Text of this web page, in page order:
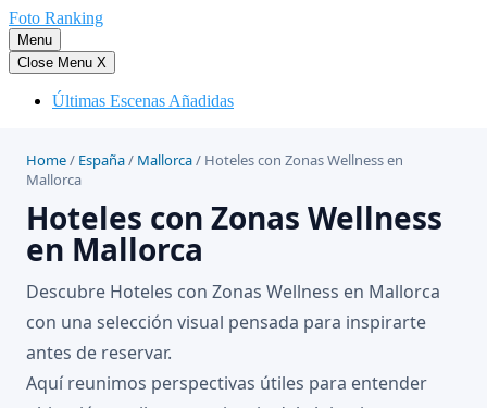
Saltar
al
contenido
Foto Ranking
Menu
Close Menu X
Últimas Escenas Añadidas
Home/ España/ Mallorca/ Hoteles con Zonas Wellness en
Mallorca
Hoteles con Zonas Wellness
en Mallorca
Descubre Hoteles con Zonas Wellness en Mallorca
con una selección visual pensada para inspirarte
antes de reservar.
Aquí reunimos perspectivas útiles para entender